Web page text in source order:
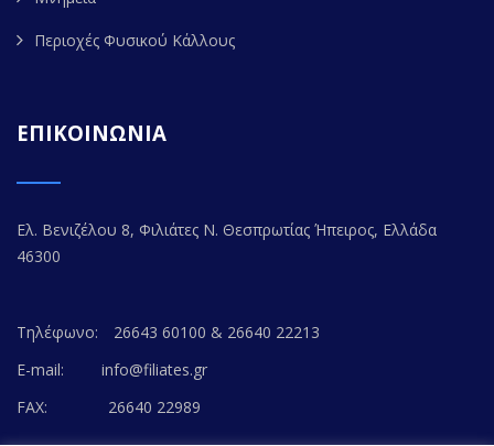
Περιοχές Φυσικού Κάλλους
ΕΠΙΚΟΙΝΩΝΙΑ
Ελ. Βενιζέλου 8, Φιλιάτες Ν. Θεσπρωτίας Ήπειρος, Ελλάδα
46300
Τηλέφωνο:
26643 60100 & 26640 22213
E-mail:
info@filiates.gr
FAX:
26640 22989